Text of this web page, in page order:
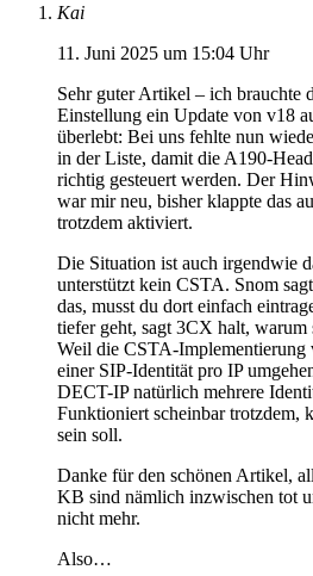
Kai
11. Juni 2025 um 15:04 Uhr
Sehr guter Artikel – ich brauchte
Einstellung ein Update von v18
überlebt: Bei uns fehlte nun
in der Liste, damit die A190-
richtig gesteuert werden. Der
war mir neu, bisher klappte das
trotzdem aktiviert.
Die Situation ist auch irgendwie
unterstützt kein CSTA. Snom
das, musst du dort einfach
tiefer geht, sagt 3CX halt, warum
Weil die CSTA-
einer SIP-Identität pro IP
DECT-IP natürlich mehrere
Funktioniert scheinbar trotzdem,
sein soll.
Danke für den schönen Artikel,
KB sind nämlich inzwischen tot
nicht mehr.
Also…